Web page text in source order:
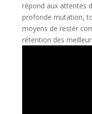
répond aux attentes
profonde mutation,
moyens de rester
rétention des